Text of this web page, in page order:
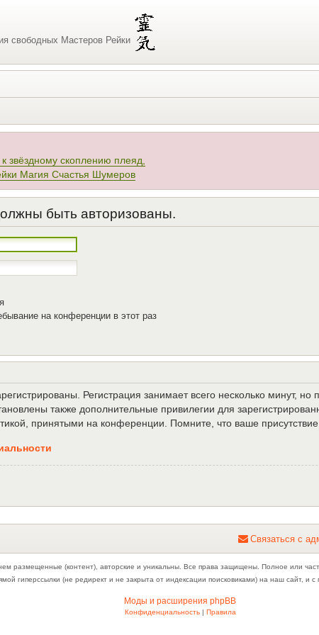
свободных Мастеров Рейки
звёздному скоплению плеяд,
Магия Счастья Шумеров
быть авторизованы.
на конференции в этот раз
Регистрация занимает всего несколько минут,
также дополнительные привилегии для
принятыми на конференции. Помните, что ваше
Связаться с ад
размещенные (контент), авторские и уникальны. Все права защищены. Полное или
гиперссылки (не редирект и не закрыта от индексации поисковиками) на наш сайт, и
Моды и расширения phpBB
Конфиденциальность| Правила